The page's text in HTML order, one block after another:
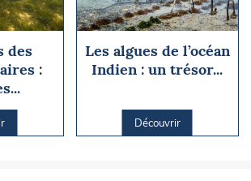
des
:
Les algues de l’océan
Indien : un trésor...
Découvrir